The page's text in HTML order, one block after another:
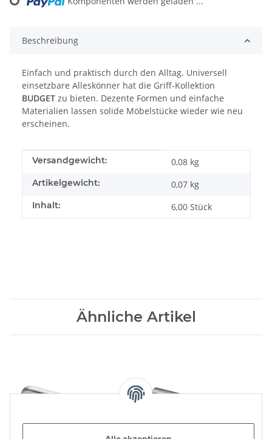
Loading...
Beschreibung
Einfach und praktisch durch den Alltag. Universell
einsetzbare Alleskönner hat die Griff-Kollektion
BUDGET zu bieten. Dezente Formen und einfache
Materialien lassen solide Möbelstücke wieder wie neu
erscheinen.
Produkteigenschaft
Wert
Versandgewicht: 0,08 kg
Artikelgewicht: 0,07 kg
Inhalt: 6,00 Stück
Ähnliche Artikel